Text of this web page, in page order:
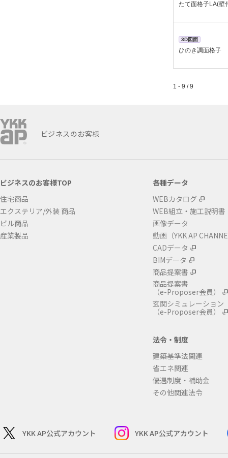
たて面格子LA(壁
3D図面
ひのき調面格子
1 - 9 / 9
ビジネスのお客様
ビジネスのお客様TOP
住宅商品
エクステリア/外装 商品
ビル商品
産業製品
各種データ
WEBカタログ
WEB組立・施工説明書
画像データ
動画（YKK AP
CADデータ
BIMデータ
商品提案書
商品提案書
（e-Proposer会員）
玄関シミュレーション
（e-Proposer会員）
法令・制度
建築基準法関連
省エネ関連
優遇制度・補助金
その他関連法令
YKK AP公式アカウント YKK AP公式アカウント